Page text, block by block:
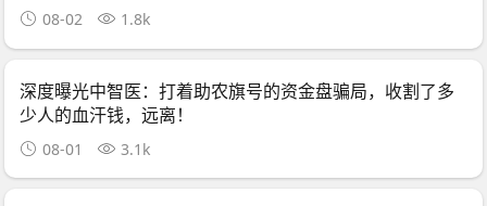
08-02 1.8k
深度曝光中智医：打着助农旗号的资金盘骗局，收割了多
少人的血汗钱，远离！
08-01 3.1k